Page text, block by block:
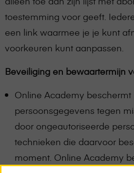
toestemming voor geeft.
een link waarmee je je kunt
voorkeuren kunt aanpassen.
Beveiliging en bewaartermijn
Online Academy beschermt
persoonsgegevens tegen
door ongeautoriseerde
technieken die daarvoor
moment. Online Academy